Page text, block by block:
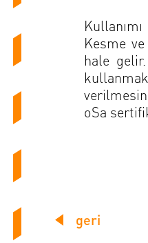
Kesme
hale
oSa
geri